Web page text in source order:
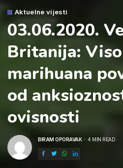
Aktuelne vijesti
03.06.2020.
Britanija:
marihuana
od
ovisnosti
POSTED
BIRAM OPORAVAK 4 MIN READ